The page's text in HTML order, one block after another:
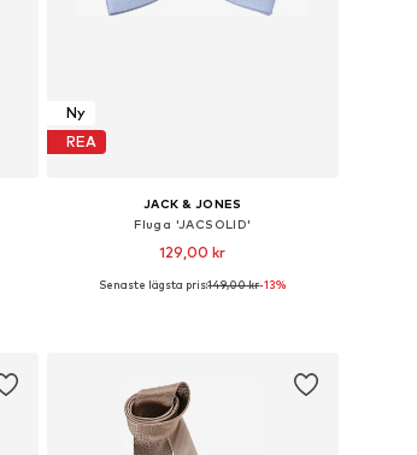
Ny
REA
JACK & JONES
Fluga 'JACSOLID'
129,00 kr
Tillgängliga storlekar: One Size
Senaste lägsta pris:149,00 kr-13%